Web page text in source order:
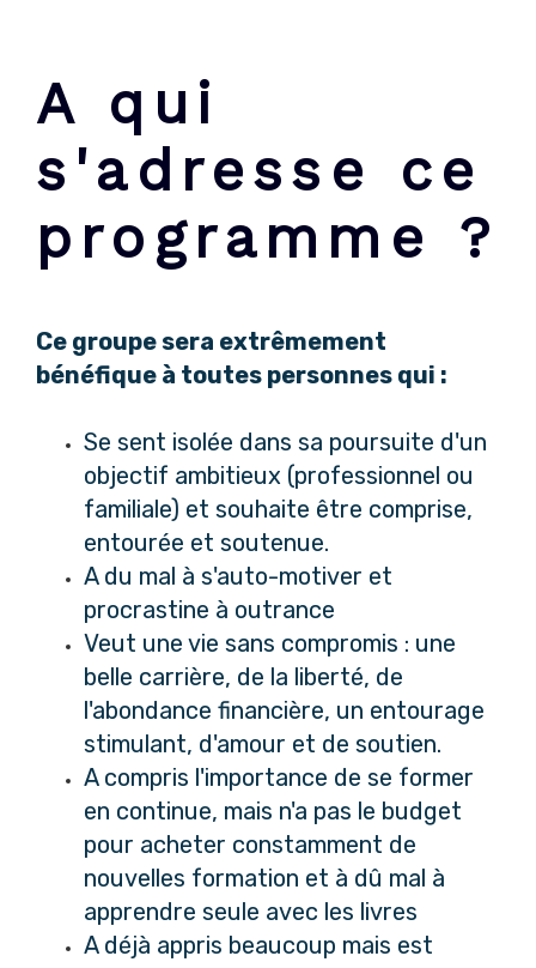
A qui
s'adresse ce
programme ?
Ce groupe sera extrêmement
bénéfique à toutes personnes qui :
Se sent isolée dans sa poursuite d'un
objectif ambitieux (professionnel ou
familiale) et souhaite être comprise,
entourée et soutenue.
A du mal à s'auto-motiver et
procrastine à outrance
Veut une vie sans compromis : une
belle carrière, de la liberté, de
l'abondance financière, un entourage
stimulant, d'amour et de soutien.
A compris l'importance de se former
en continue, mais n'a pas le budget
pour acheter constamment de
nouvelles formation et à dû mal à
apprendre seule avec les livres
A déjà appris beaucoup mais est